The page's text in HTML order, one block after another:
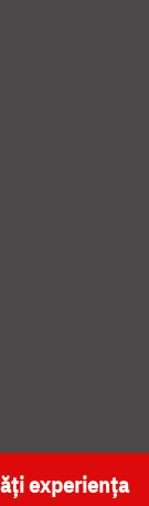
experiența